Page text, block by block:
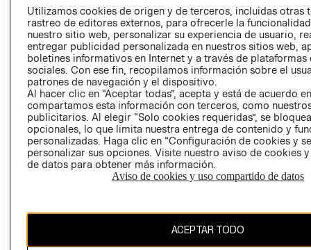
PRENSA
RELACIÓN CON
INVERSIONISTAS
POLÍTICA
EMPRESARIAL
- RETIRO EN
TIENDA
TÉRMINOS Y
CONDICIONES
AVISO DE
PRIVACIDAD
GIFT CARD
AVISO DE
COOKIES
Utilizamos cookies de origen y de terceros, incluidas otras
rastreo de editores externos, para ofrecerle la
nuestro sitio web, personalizar su experiencia de usuario,
entregar publicidad personalizada en nuestros sitios web,
boletines informativos en Internet y a través de plataformas
sociales. Con ese fin, recopilamos información sobre el
patrones de navegación y el dispositivo.
Al hacer clic en “Aceptar todas”, acepta y está de acuerdo
compartamos esta información con terceros, como
publicitarios. Al elegir “Solo cookies requeridas”, se
opcionales, lo que limita nuestra entrega de contenido y
personalizadas. Haga clic en “Configuración de cookies y
personalizar sus opciones. Visite nuestro aviso de cookies
de datos para obtener más información.
Aviso de cookies y uso compartido de datos
ACEPTAR TODO